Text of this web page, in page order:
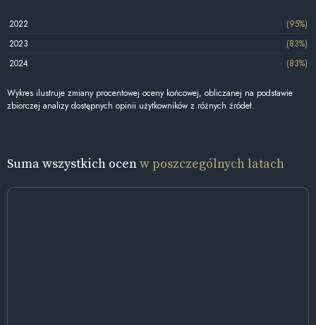
2022
(95%)
2023
(83%)
2024
(83%)
Wykres ilustruje zmiany procentowej oceny końcowej, obliczanej na podstawie
zbiorczej analizy dostępnych opinii użytkowników z różnych źródeł.
Suma wszystkich ocenw poszczególnych latach